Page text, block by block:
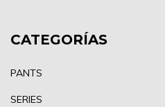
CATEGORÍAS
PANTS
SERIES